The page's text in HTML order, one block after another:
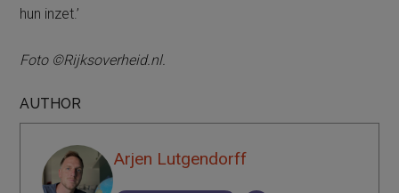
hun inzet.’
Foto ©Rijksoverheid.nl.
AUTHOR
Arjen Lutgendorff